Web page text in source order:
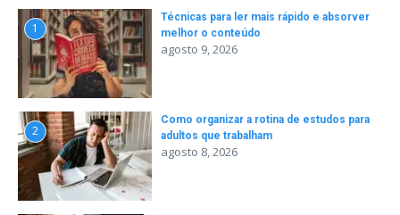
1
Técnicas para ler mais rápido e absorver
melhor o conteúdo
agosto 9, 2026
2
Como organizar a rotina de estudos para
adultos que trabalham
agosto 8, 2026